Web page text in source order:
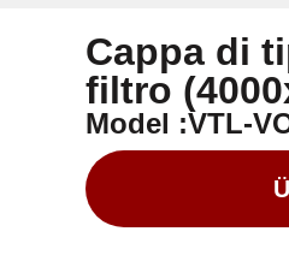
Cappa di
filtro
Model :VTL-